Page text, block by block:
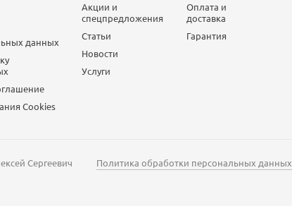
данных
Сookies
Акции и
спецпредложения
Статьи
Новости
Услуги
Оплата и
доставка
Гарантия
Сергеевич Политика обработки персональных данных